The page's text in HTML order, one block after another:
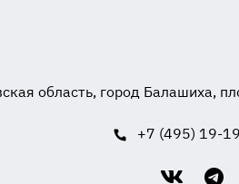
область, город Балашиха,
+7 (495) 19-